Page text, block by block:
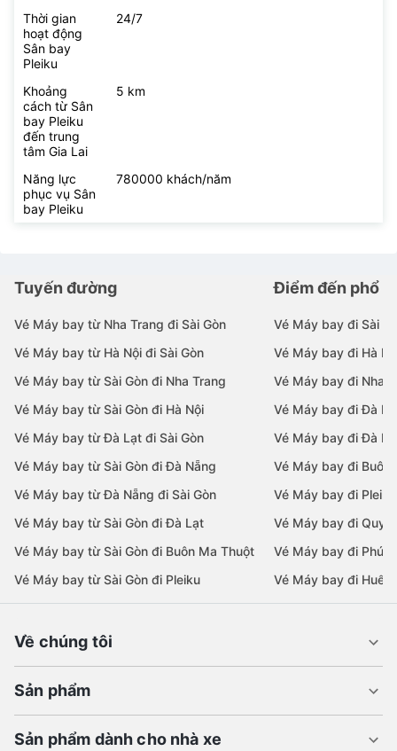
Thời gian
hoạt động
Sân bay
Pleiku
24/7
Khoảng
cách từ Sân
bay Pleiku
đến trung
tâm Gia Lai
5 km
Năng lực
phục vụ Sân
bay Pleiku
780000 khách/năm
Tuyến đường
Vé Máy bay từ Nha Trang đi Sài Gòn
Vé Máy bay từ Hà Nội đi Sài Gòn
Vé Máy bay từ Sài Gòn đi Nha Trang
Vé Máy bay từ Sài Gòn đi Hà Nội
Vé Máy bay từ Đà Lạt đi Sài Gòn
Vé Máy bay từ Sài Gòn đi Đà Nẵng
Vé Máy bay từ Đà Nẵng đi Sài Gòn
Vé Máy bay từ Sài Gòn đi Đà Lạt
Vé Máy bay từ Sài Gòn đi Buôn Ma Thuột
Vé Máy bay từ Sài Gòn đi Pleiku
Điểm đến phổ
Vé Máy bay đi Sài
Vé Máy bay đi Hà
Vé Máy bay đi Nha
Vé Máy bay đi Đà
Vé Máy bay đi Đà
Vé Máy bay đi Buôn
Vé Máy bay đi Pleiku
Vé Máy bay đi Quy
Vé Máy bay đi Phú
Vé Máy bay đi Huế
Về chúng tôi
Sản phẩm
Sản phẩm dành cho nhà xe